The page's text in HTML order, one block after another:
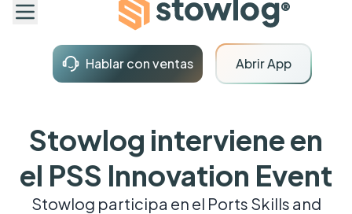
Hablar con ventas Abrir App
Stowlog interviene en
el PSS Innovation Event
Stowlog participa en el Ports Skills and